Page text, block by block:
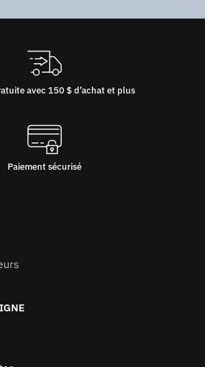
avec 150 $ d’achat et plus
Paiement sécurisé